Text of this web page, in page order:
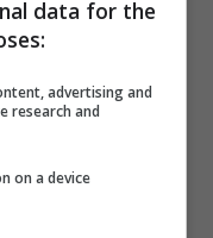
ha l’obbligo di
Con i nostri
I metodi
soccorso.
nella ciotola
così che
data for the
advertising and
research and
on a device